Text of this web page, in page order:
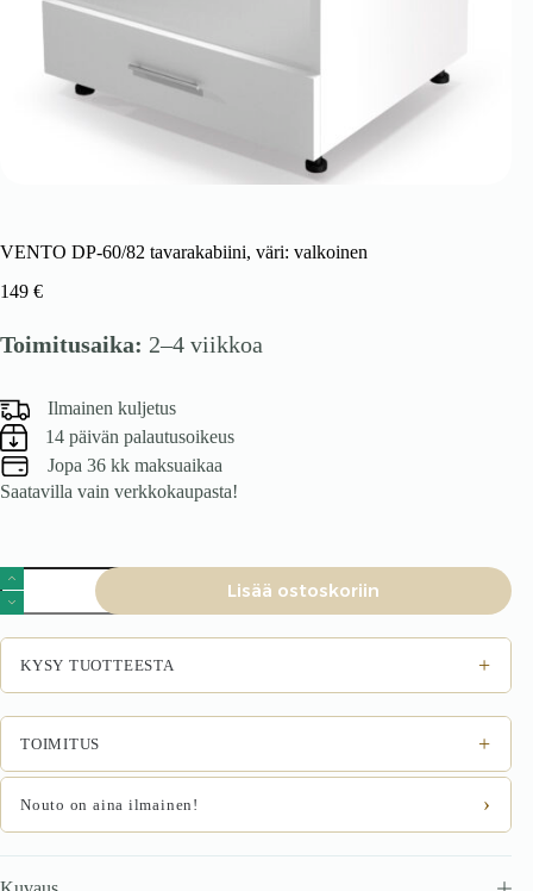
VENTO DP-60/82 tavarakabiini, väri: valkoinen
149 €
Toimitusaika: 2–4 viikkoa
Ilmainen kuljetus
14 päivän palautusoikeus
Jopa 36 kk maksuaikaa
Saatavilla vain verkkokaupasta!
VENTO
DP-
60/82
tavarakabiini,
väri:
valkoinen
määrä
Lisää ostoskoriin
KYSY TUOTTEESTA +
TOIMITUS +
Nouto on aina ilmainen! ›